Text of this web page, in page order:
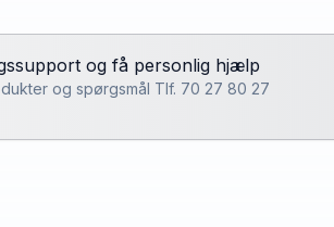
og få personlig hjælp
og spørgsmål Tlf. 70 27 80 27